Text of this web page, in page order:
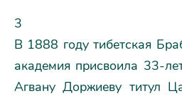
3
В 1888 году тибетская
академия присвоила 33-
Агвану Доржиеву титул